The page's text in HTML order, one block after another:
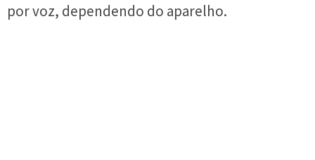
por voz, dependendo do aparelho.